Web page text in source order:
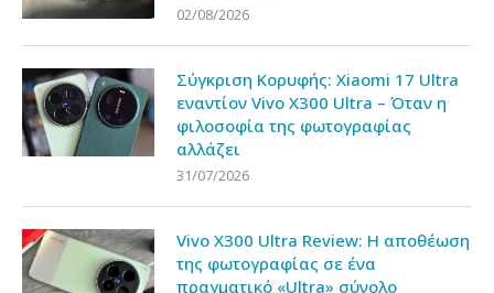
02/08/2026
Σύγκριση Κορυφής: Xiaomi 17 Ultra
εναντίον Vivo X300 Ultra – Όταν η
φιλοσοφία της φωτογραφίας
αλλάζει
31/07/2026
Vivo X300 Ultra Review: Η αποθέωση
της φωτογραφίας σε ένα
πραγματικό «Ultra» σύνολο